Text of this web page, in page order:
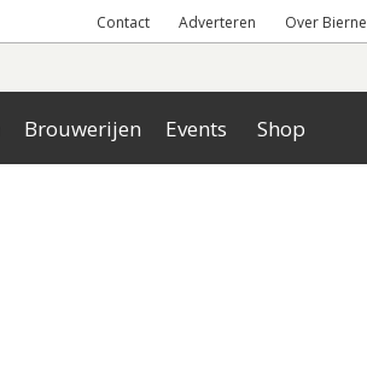
Contact Adverteren Over
Brouwerijen Events Shop